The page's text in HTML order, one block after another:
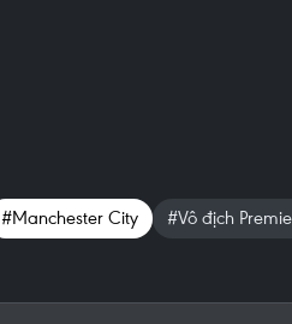
#Manchester City #Vô địch